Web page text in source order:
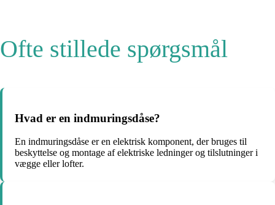
Ofte stillede spørgsmål
Hvad er en indmuringsdåse?
En indmuringsdåse er en elektrisk komponent, der bruges til
beskyttelse og montage af elektriske ledninger og tilslutninger i
vægge eller lofter.